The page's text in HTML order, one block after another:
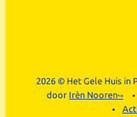
2026 © Het Gele Huis in
door Irèn Nooren